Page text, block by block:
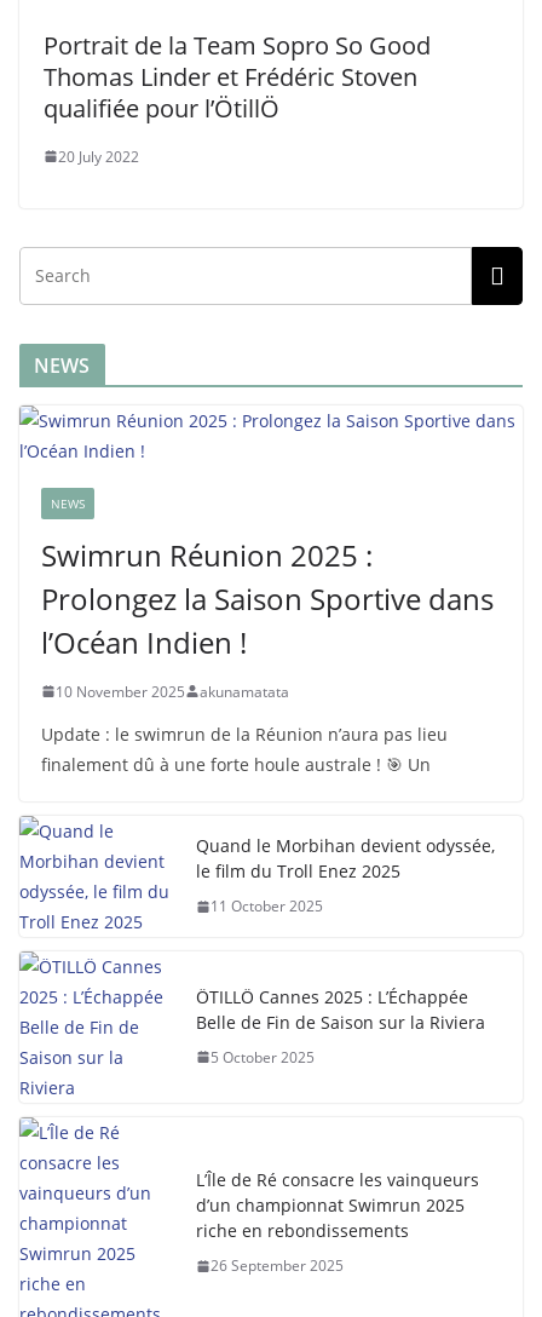
Portrait de la Team Sopro So Good
Thomas Linder et Frédéric Stoven
qualifiée pour l’ÖtillÖ
20 July 2022
NEWS
NEWS
Swimrun Réunion 2025 :
Prolongez la Saison Sportive dans
l’Océan Indien !
10 November 2025 akunamatata
Update : le swimrun de la Réunion n’aura pas lieu
finalement dû à une forte houle australe ! 🎯 Un
Quand le Morbihan devient odyssée,
le film du Troll Enez 2025
11 October 2025
ÖTILLÖ Cannes 2025 : L’Échappée
Belle de Fin de Saison sur la Riviera
5 October 2025
L’Île de Ré consacre les vainqueurs
d’un championnat Swimrun 2025
riche en rebondissements
26 September 2025